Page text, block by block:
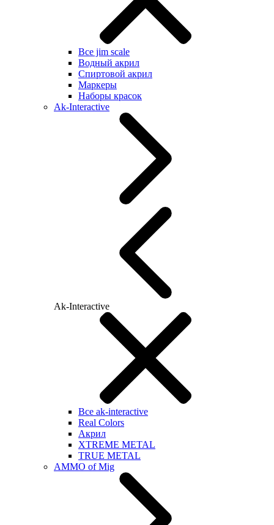
Все jim scale
Водный акрил
Спиртовой акрил
Маркеры
Наборы красок
Ak-Interactive
Ak-Interactive
Все ak-interactive
Real Colors
Акрил
XTREME METAL
TRUE METAL
AMMO of Mig